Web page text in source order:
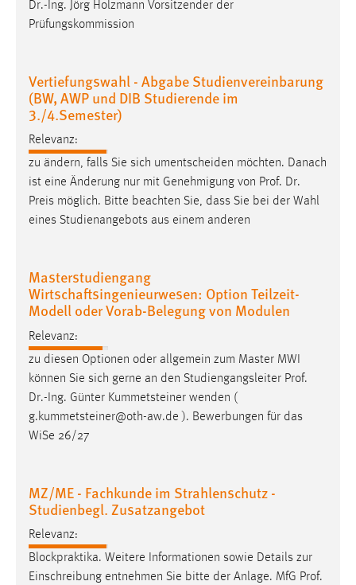
Dr.-Ing. Jörg Holzmann Vorsitzender der
Prüfungskommission
Vertiefungswahl - Abgabe Studienvereinbarung
(BW, AWP und DIB Studierende im
3./4.Semester)
Relevanz:
zu ändern, falls Sie sich umentscheiden möchten. Danach
ist eine Änderung nur mit Genehmigung von Prof. Dr.
Preis möglich. Bitte beachten Sie, dass Sie bei der Wahl
eines Studienangebots aus einem anderen
Masterstudiengang
Wirtschaftsingenieurwesen: Option Teilzeit-
Modell oder Vorab-Belegung von Modulen
Relevanz:
zu diesen Optionen oder allgemein zum Master MWI
können Sie sich gerne an den Studiengangsleiter Prof.
Dr.-Ing. Günter Kummetsteiner wenden (
g.kummetsteiner@oth-aw.de ). Bewerbungen für das
WiSe 26/27
MZ/ME - Fachkunde im Strahlenschutz -
Studienbegl. Zusatzangebot
Relevanz:
Blockpraktika. Weitere Informationen sowie Details zur
Einschreibung entnehmen Sie bitte der Anlage. MfG Prof.
Name:
Zweck:
Dieser Cookie ist notwendig um sich an der Website
einloggen zu können.
Cookie Laufzeit:
24 Stunden
STATISTIK
unsere Besucher unsere Website nutzen.
Name:
_pk_ref, _pk_cvar, _pk_id, _pk_ses
Zweck:
Zugriffsstatistik
MARKETING
Marketing Cookies werden von Drittanbietern
verwendet, um personalisierte Werbung anzuzeigen.